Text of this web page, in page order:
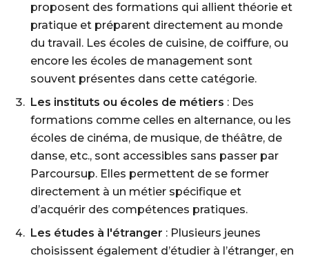
proposent des formations qui allient théorie et
pratique et préparent directement au monde
du travail. Les écoles de cuisine, de coiffure, ou
encore les écoles de management sont
souvent présentes dans cette catégorie.
Les instituts ou écoles de métiers : Des
formations comme celles en alternance, ou les
écoles de cinéma, de musique, de théâtre, de
danse, etc., sont accessibles sans passer par
Parcoursup. Elles permettent de se former
directement à un métier spécifique et
d’acquérir des compétences pratiques.
Les études à l'étranger : Plusieurs jeunes
choisissent également d’étudier à l’étranger, en